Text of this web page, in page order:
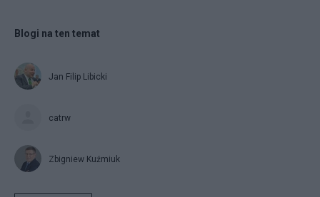
Blogi na ten temat
Jan Filip Libicki
catrw
Zbigniew Kuźmiuk